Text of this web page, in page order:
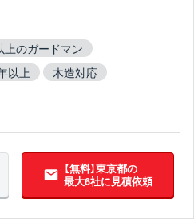
上のガードマン
以上
木造対応
故
10年以上無違反
【無料】東京都の
最大6社に見積依頼